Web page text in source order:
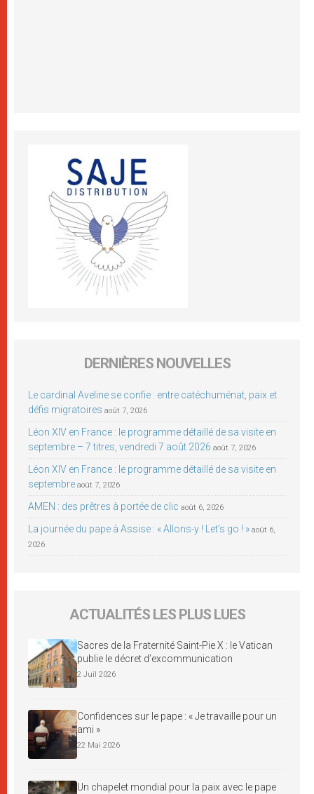
DERNIÈRES NOUVELLES
Le cardinal Aveline se confie : entre catéchuménat, paix et
défis migratoires août 7, 2026
Léon XIV en France : le programme détaillé de sa visite en
septembre – 7 titres, vendredi 7 août 2026 août 7, 2026
Léon XIV en France : le programme détaillé de sa visite en
septembre août 7, 2026
AMEN : des prêtres à portée de clic août 6, 2026
La journée du pape à Assise : « Allons-y ! Let’s go ! » août 6,
2026
ACTUALITÉS LES PLUS LUES
Sacres de la Fraternité Saint-Pie X : le Vatican
publie le décret d’excommunication
2 Juil 2026
Confidences sur le pape : « Je travaille pour un
ami »
22 Mai 2026
Un chapelet mondial pour la paix avec le pape